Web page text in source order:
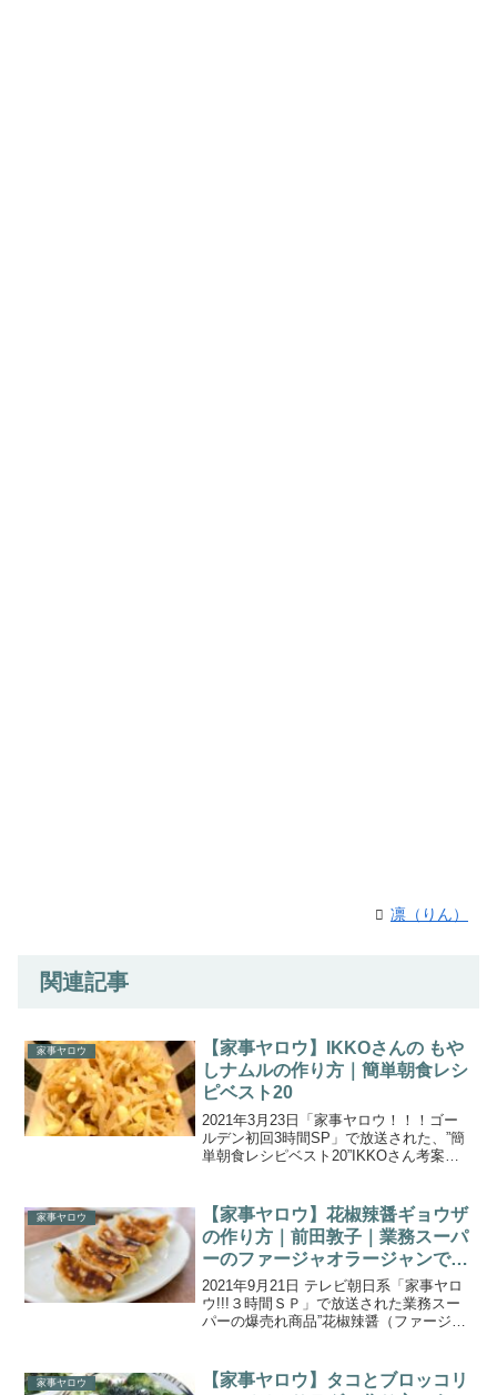
凛（りん）
関連記事
家事ヤロウ
【家事ヤロウ】IKKOさんの もや
しナムルの作り方｜簡単朝食レシ
ピベスト20
2021年3月23日「家事ヤロウ！！！ゴー
ルデン初回3時間SP」で放送された、”簡
単朝食レシピベスト20”IKKOさん考案の
ストが、誰でも簡単に作れる朝食にピッ
タリの料...
家事ヤロウ
【家事ヤロウ】花椒辣醤ギョウザ
の作り方｜前田敦子｜業務スーパ
ーのファージャオラージャンでア
レンジレシピ
2021年9月21日 テレビ朝日系「家事ヤロ
ウ!!!３時間ＳＰ」で放送された業務スー
パーの爆売れ商品”花椒辣醤（ファージャ
します。今回の3時間スペシャルは、勢い
家事ヤロウ
【家事ヤロウ】タコとブロッコリ